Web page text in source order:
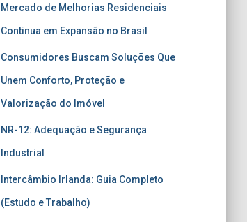
Mercado de Melhorias Residenciais
Continua em Expansão no Brasil
Consumidores Buscam Soluções Que
Unem Conforto, Proteção e
Valorização do Imóvel
NR-12: Adequação e Segurança
Industrial
Intercâmbio Irlanda: Guia Completo
(Estudo e Trabalho)